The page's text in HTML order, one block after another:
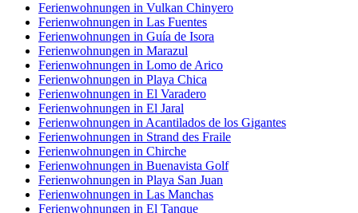
Ferienwohnungen in Vulkan Chinyero
Ferienwohnungen in Las Fuentes
Ferienwohnungen in Guía de Isora
Ferienwohnungen in Marazul
Ferienwohnungen in Lomo de Arico
Ferienwohnungen in Playa Chica
Ferienwohnungen in El Varadero
Ferienwohnungen in El Jaral
Ferienwohnungen in Acantilados de los Gigantes
Ferienwohnungen in Strand des Fraile
Ferienwohnungen in Chirche
Ferienwohnungen in Buenavista Golf
Ferienwohnungen in Playa San Juan
Ferienwohnungen in Las Manchas
Ferienwohnungen in El Tanque